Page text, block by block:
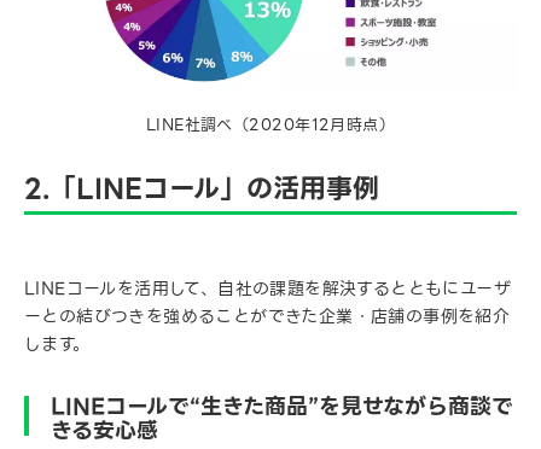
LINE社調べ（2020年12月時点）
2.「LINEコール」の活用事例
LINEコールを活用して、自社の課題を解決するとともにユーザ
ーとの結びつきを強めることができた企業・店舗の事例を紹介
します。
LINEコールで“生きた商品”を見せながら商談で
きる安心感